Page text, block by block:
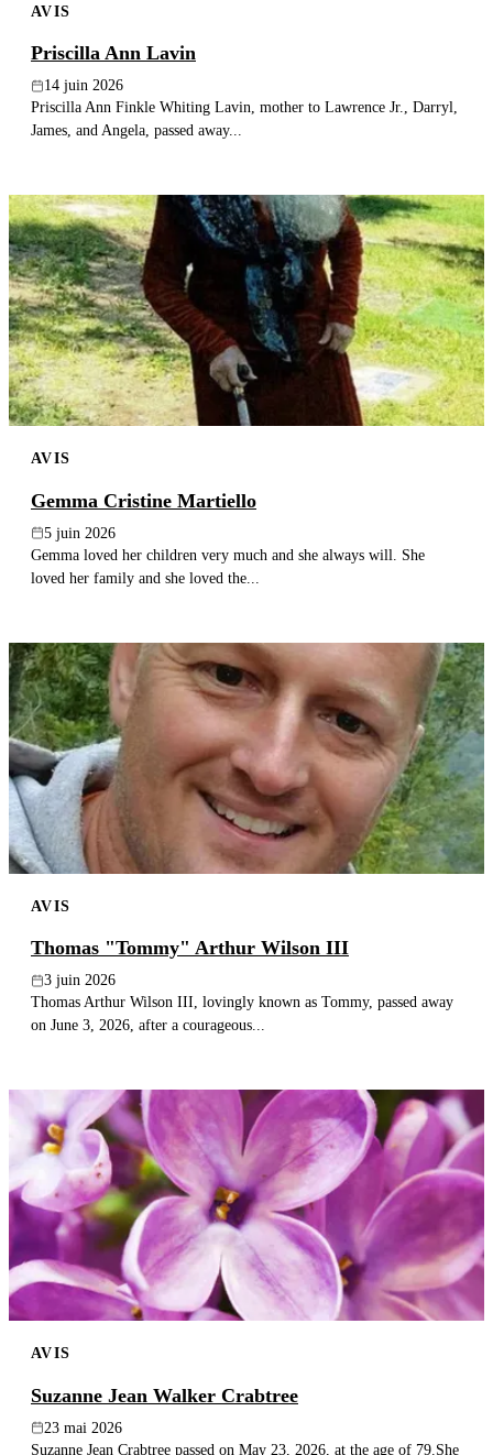
AVIS
Priscilla Ann Lavin
14 juin 2026
Priscilla Ann Finkle Whiting Lavin, mother to Lawrence Jr., Darryl,
James, and Angela, passed away...
AVIS
Gemma Cristine Martiello
5 juin 2026
Gemma loved her children very much and she always will. She
loved her family and she loved the...
AVIS
Thomas "Tommy" Arthur Wilson III
3 juin 2026
Thomas Arthur Wilson III, lovingly known as Tommy, passed away
on June 3, 2026, after a courageous...
AVIS
Suzanne Jean Walker Crabtree
23 mai 2026
Suzanne Jean Crabtree passed on May 23, 2026, at the age of 79.She